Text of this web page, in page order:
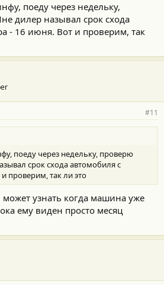
поеду через недельку,
дилер называл срок схода
- 16 июня. Вот и проверим, так
#11
поеду через недельку, проверю
срок схода автомобиля с
проверим, так ли это
может узнать когда машина уже
ему виден просто месяц